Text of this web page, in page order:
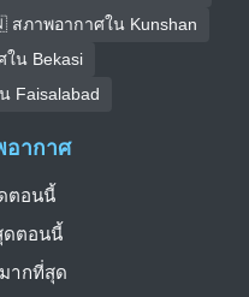
ภาพอากาศใน Kunshan
น Bekasi
Faisalabad
อากาศ
ตอนนี้
ดตอนนี้
ากที่สุด